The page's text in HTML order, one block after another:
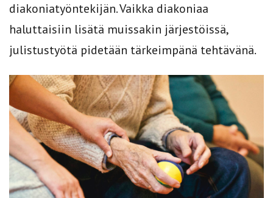
diakoniatyöntekijän. Vaikka diakoniaa
haluttaisiin lisätä muissakin järjestöissä,
julistustyötä pidetään tärkeimpänä tehtävänä.